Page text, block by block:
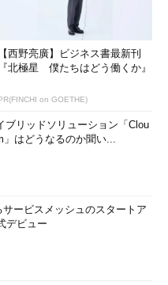
【西野亮廣】ビジネス書最新刊
『北極星 僕たちはどう働くか』
on GOETHE)
ブリッドソリューション「Clou
はどうなるのか聞い...
ービスメッシュのスタートア
デビュー